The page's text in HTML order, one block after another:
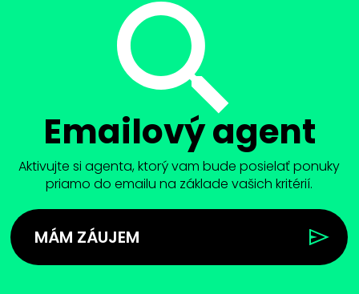
Emailový agent
Aktivujte si agenta, ktorý vam bude posielať ponuky
priamo do emailu na základe vašich kritérií.
MÁM ZÁUJEM